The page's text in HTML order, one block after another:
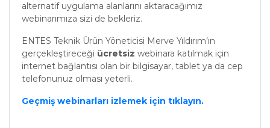
alternatif uygulama alanlarını aktaracağımız
webinarımıza sizi de bekleriz.
ENTES Teknik Ürün Yöneticisi Merve Yıldırım’ın
gerçekleştireceği ücretsiz webinara katılmak için
internet bağlantısı olan bir bilgisayar, tablet ya da cep
telefonunuz olması yeterli.
Geçmiş webinarları izlemek için tıklayın.